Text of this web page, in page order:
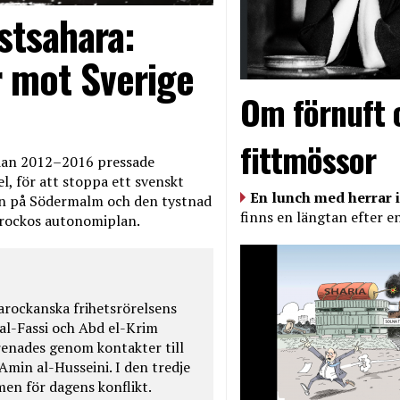
Sverige
2012–2016 pressade
för att stoppa ett svenskt
på Södermalm och den tystnad
autonomiplan.
frihetsrörelsens
Fassi och Abd el-Krim
genom kontakter till
al-Husseini. I den tredje
för dagens konflikt.
Om förnuft
fittmössor
En lunch med herrar
finns en längtan efter